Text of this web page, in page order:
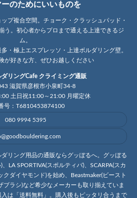
のためにいいものを
プ複合空間。チョーク・クラッシュパッド・
う。初心者からプロまで通える上達できるジ
ム。
・極上エスプレッソ・上達ボルダリング壁。
が好きな方、ぜひお越しください
リングCafe クライミング通販
滋賀県彦根市小泉町34-8
土日祝11:00～21:00 月曜定休
号：T6810453874100
080 9994 5395
リング用品の通販ならグッぼるへ。グッぼる
LA SPORTIVA(スポルティバ)、SCARPA(スカ
クダイヤモンド)を始め、Beastmaker(ビースト
ブラシ)など希少なメーカーも取り揃えていま
は「送料無料」。購入後もピッタリ合うまで